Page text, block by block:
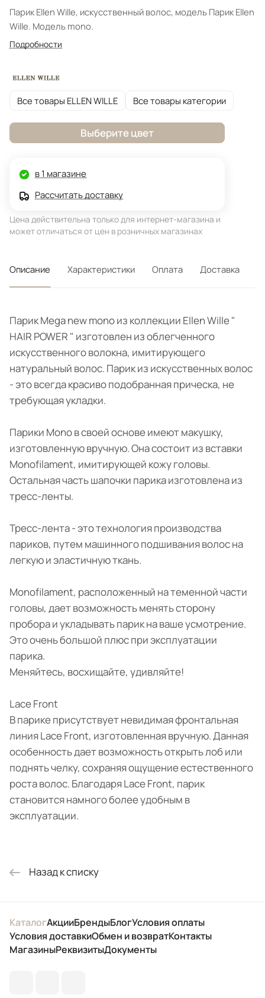
Парик Ellen Wille, искусственный волос, модель Парик Ellen
Wille. Модель mono.
Подробности
Все товары ELLEN WILLE Все товары категории
Выберите цвет
в 1 магазине
Рассчитать доставку
Цена действительна только для интернет-магазина и
может отличаться от цен в розничных магазинах
Описание Характеристики Оплата Доставка
Парик Mega new mono из коллекции Ellen Wille "
HAIR POWER " изготовлен из облегченного
искусственного волокна, имитирующего
натуральный волос. Парик из искусственных волос
- это всегда красиво подобранная прическа, не
требующая укладки.
Парики Mono в своей основе имеют макушку,
изготовленную вручную. Она состоит из вставки
Monofilament, имитирующей кожу головы.
Остальная часть шапочки парика изготовлена из
тресс-ленты.
Тресс-лента - это технология производства
париков, путем машинного подшивания волос на
легкую и эластичную ткань.
Monofilament, расположенный на теменной части
головы, дает возможность менять сторону
пробора и укладывать парик на ваше усмотрение.
Это очень большой плюс при эксплуатации
парика.
Меняйтесь, восхищайте, удивляйте!
Lace Front
В парике присутствует невидимая фронтальная
линия Lace Front, изготовленная вручную. Данная
особенность дает возможность открыть лоб или
поднять челку, сохраняя ощущение естественного
роста волос. Благодаря Lace Front, парик
становится намного более удобным в
эксплуатации.
Назад к списку
КаталогАкцииБрендыБлогУсловия оплаты
Условия доставкиОбмен и возвратКонтакты
МагазиныРеквизитыДокументы